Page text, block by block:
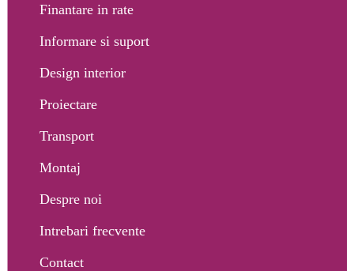
Finantare in rate
Informare si suport
Design interior
Proiectare
Transport
Montaj
Despre noi
Intrebari frecvente
Contact